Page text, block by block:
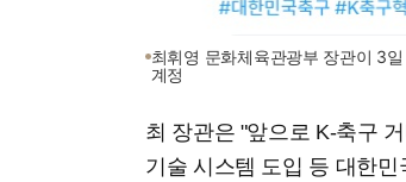
최휘영 문화체육관광부 장관이 3
계정
최 장관은 "앞으로 K-축구
기술 시스템 도입 등 대한